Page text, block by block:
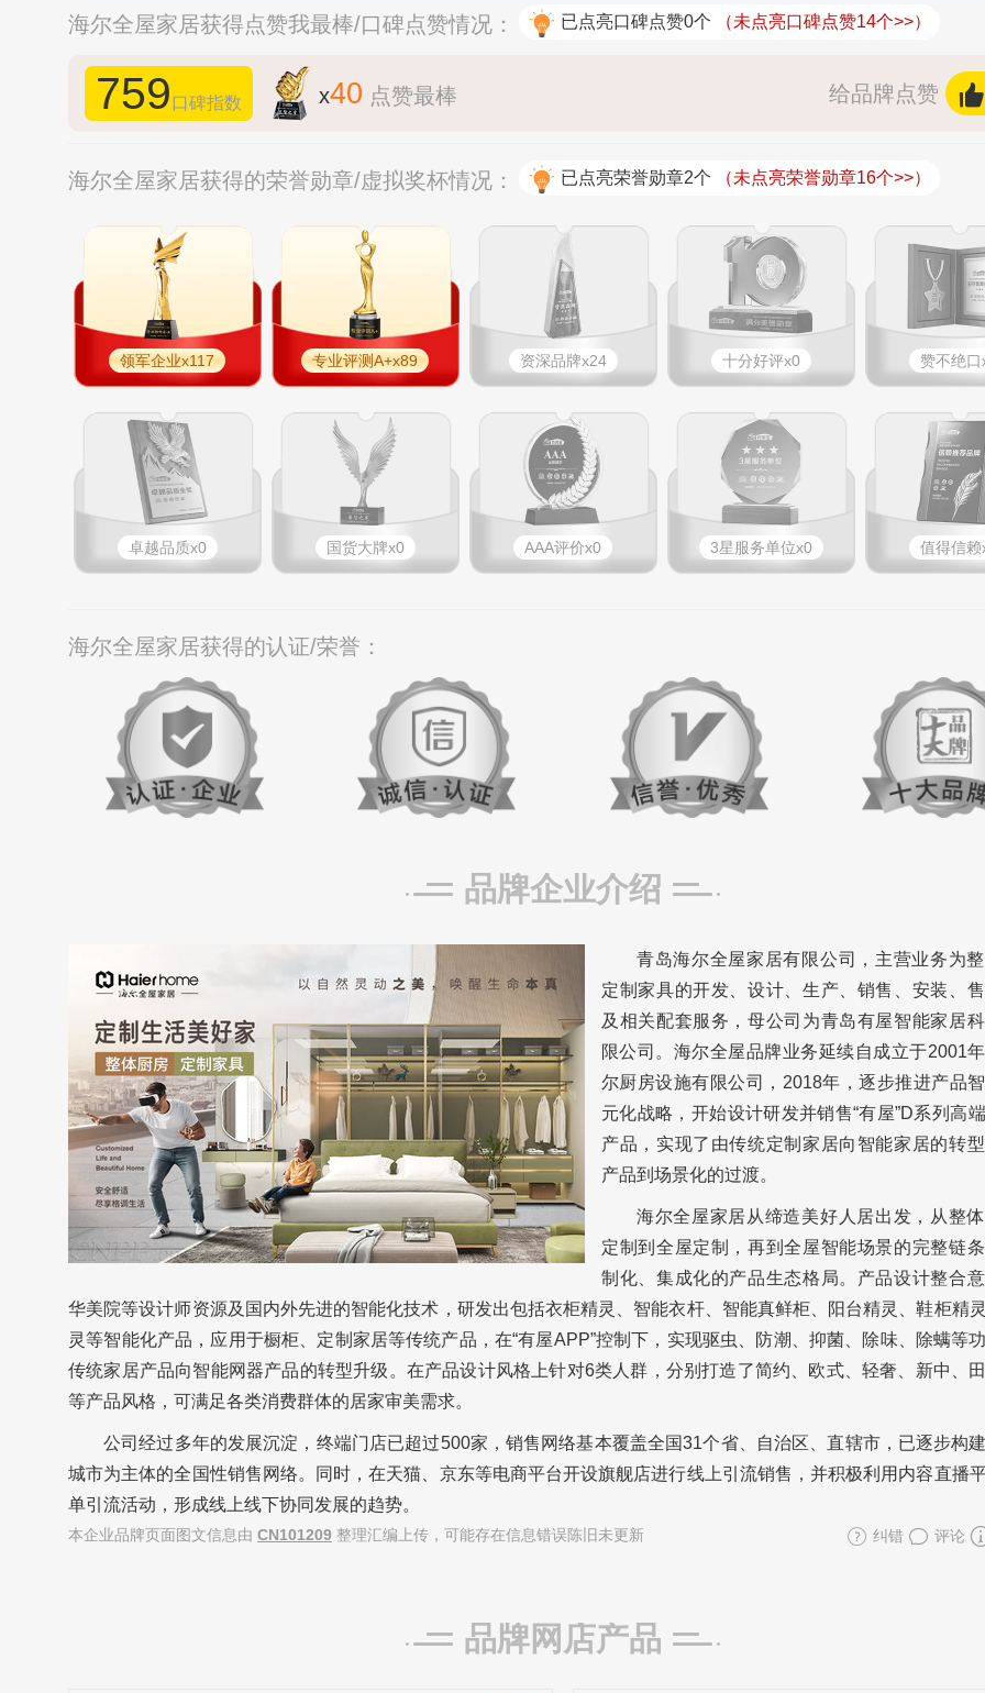
海尔全屋家居获得点赞我最棒/口碑点赞情况： 已点亮口碑点赞0个 （未点亮口碑点赞14个>>）
759口碑指数 x40 点赞最棒 给品牌点赞
海尔全屋家居获得的荣誉勋章/虚拟奖杯情况： 已点亮荣誉勋章2个 （未点亮荣誉勋章16个>>）
领军企业x117 专业评测A+x89 资深品牌x24 十分好评x0 赞不绝口
卓越品质x0 国货大牌x0 AAA评价x0 3星服务单位x0 值得信赖
海尔全屋家居获得的认证/荣誉：
品牌企业介绍
青岛海尔全屋家居有限公司，主营业务为
定制家具的开发、设计、生产、销售、安装、
及相关配套服务，母公司为青岛有屋智能家居
限公司。海尔全屋品牌业务延续自成立于2001
尔厨房设施有限公司，2018年，逐步推进产品
元化战略，开始设计研发并销售“有屋”D系列高
产品，实现了由传统定制家居向智能家居的转
产品到场景化的过渡。
海尔全屋家居从缔造美好人居出发，从整
定制到全屋定制，再到全屋智能场景的完整链
制化、集成化的产品生态格局。产品设计整合
华美院等设计师资源及国内外先进的智能化技术，研发出包括衣柜精灵、智能衣杆、智能真鲜柜、阳台精灵、鞋柜精
灵等智能化产品，应用于橱柜、定制家居等传统产品，在“有屋APP”控制下，实现驱虫、防潮、抑菌、除味、除螨等
传统家居产品向智能网器产品的转型升级。在产品设计风格上针对6类人群，分别打造了简约、欧式、轻奢、新中、
等产品风格，可满足各类消费群体的居家审美需求。
公司经过多年的发展沉淀，终端门店已超过500家，销售网络基本覆盖全国31个省、自治区、直辖市，已逐步构
城市为主体的全国性销售网络。同时，在天猫、京东等电商平台开设旗舰店进行线上引流销售，并积极利用内容直播
单引流活动，形成线上线下协同发展的趋势。
本企业品牌页面图文信息由 CN101209 整理汇编上传，可能存在信息错误陈旧未更新 纠错 评论
品牌网店产品